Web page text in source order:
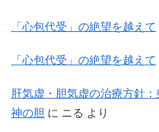
「心包代受」の絶望を越えて
「心包代受」の絶望を越えて
肝気虚・胆気虚の治療方針
神の胆 に ニる より